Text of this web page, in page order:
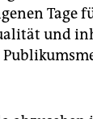
Tage
und